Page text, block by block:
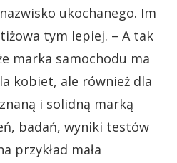
ukochanego. Im
tym lepiej. – A tak
marka samochodu ma
kobiet, ale również dla
i solidną marką
badań, wyniki testów
przykład mała